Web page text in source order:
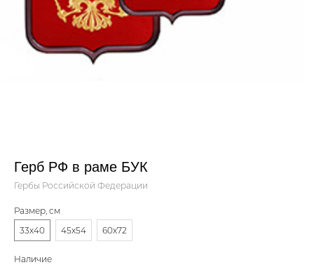
Герб РФ в раме БУК
Гербы Российской Федерации
Размер, см
33x40
45x54 60x72
Наличие